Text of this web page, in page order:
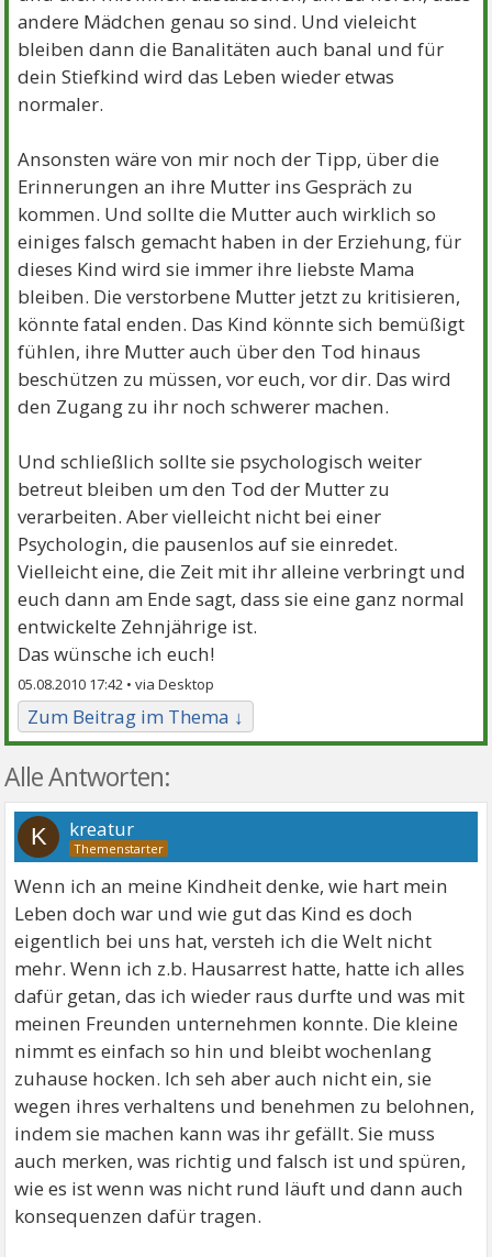
andere Mädchen genau so sind. Und vieleicht
bleiben dann die Banalitäten auch banal und für
dein Stiefkind wird das Leben wieder etwas
normaler.
Ansonsten wäre von mir noch der Tipp, über die
Erinnerungen an ihre Mutter ins Gespräch zu
kommen. Und sollte die Mutter auch wirklich so
einiges falsch gemacht haben in der Erziehung, für
dieses Kind wird sie immer ihre liebste Mama
bleiben. Die verstorbene Mutter jetzt zu kritisieren,
könnte fatal enden. Das Kind könnte sich bemüßigt
fühlen, ihre Mutter auch über den Tod hinaus
beschützen zu müssen, vor euch, vor dir. Das wird
den Zugang zu ihr noch schwerer machen.
Und schließlich sollte sie psychologisch weiter
betreut bleiben um den Tod der Mutter zu
verarbeiten. Aber vielleicht nicht bei einer
Psychologin, die pausenlos auf sie einredet.
Vielleicht eine, die Zeit mit ihr alleine verbringt und
euch dann am Ende sagt, dass sie eine ganz normal
entwickelte Zehnjährige ist.
Das wünsche ich euch!
05.08.2010 17:42 •
Zum Beitrag im Thema ↓
Alle Antworten:
K kreatur
Wenn ich an meine Kindheit denke, wie hart mein
Leben doch war und wie gut das Kind es doch
eigentlich bei uns hat, versteh ich die Welt nicht
mehr. Wenn ich z.b. Hausarrest hatte, hatte ich alles
dafür getan, das ich wieder raus durfte und was mit
meinen Freunden unternehmen konnte. Die kleine
nimmt es einfach so hin und bleibt wochenlang
zuhause hocken. Ich seh aber auch nicht ein, sie
wegen ihres verhaltens und benehmen zu belohnen,
indem sie machen kann was ihr gefällt. Sie muss
auch merken, was richtig und falsch ist und spüren,
wie es ist wenn was nicht rund läuft und dann auch
konsequenzen dafür tragen.